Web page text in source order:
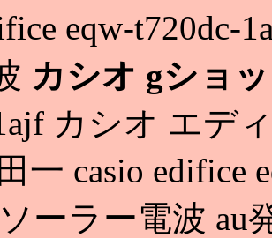
eqw-
カシオ gショ
カシオ エデ
一 casio edifice
ーラー電波 au